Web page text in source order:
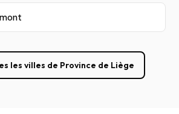
les villes de Province de Liège